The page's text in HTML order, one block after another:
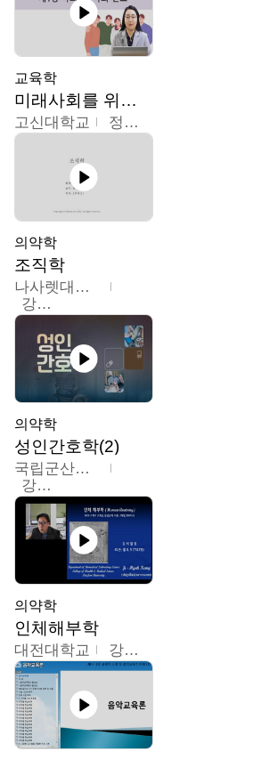
교육학
미래사회를 위한 진로 탐색 및 설계
고신대학교 정주영
의약학
조직학
나사렛대학교
강지언
의약학
성인간호학(2)
국립군산대학교
강경아
의약학
인체해부학
대전대학교 강지혁